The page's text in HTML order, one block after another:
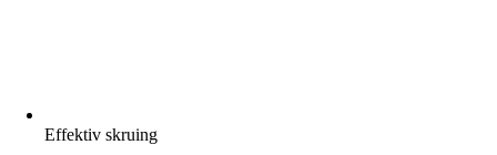
Effektiv skruing